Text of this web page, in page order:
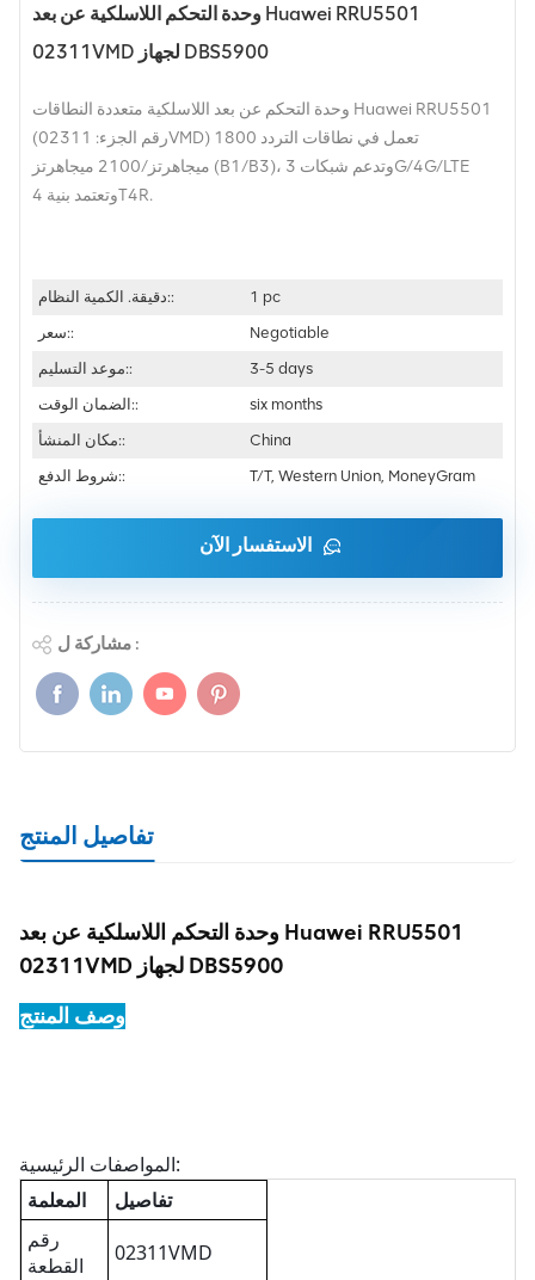
وحدة التحكم اللاسلكية عن بعد Huawei RRU5501
02311VMD لجهاز DBS5900
وحدة التحكم عن بعد اللاسلكية متعددة النطاقات Huawei RRU5501
(رقم الجزء: 02311VMD) تعمل في نطاقات التردد 1800
ميجاهرتز/2100 ميجاهرتز (B1/B3)، وتدعم شبكات 3G/4G/LTE
وتعتمد بنية 4T4R.
دقيقة. الكمية النظام::
1 pc
سعر::
Negotiable
موعد التسليم::
3-5 days
الضمان الوقت::
six months
مكان المنشأ::
China
شروط الدفع::
T/T, Western Union, MoneyGram
الاستفسار الآن
مشاركة ل :
تفاصيل المنتج
وحدة التحكم اللاسلكية عن بعد Huawei RRU5501
02311VMD لجهاز DBS5900
وصف المنتج
المواصفات الرئيسية:
المعلمة
تفاصيل
رقم
القطعة
02311VMD